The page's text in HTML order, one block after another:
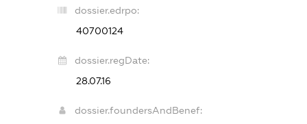
dossier.edrpo:
40700124
dossier.regDate:
28.07.16
dossier.foundersAndBenef: